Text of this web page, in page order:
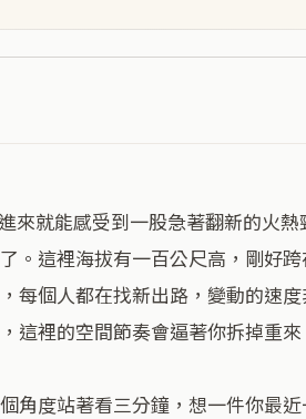
。這裡海拔有一百公尺高，剛好
每個人都在找新出路，變動的速
這裡的空間節奏會逼著你拆掉重來
角度站著看三分鐘，想一件你最